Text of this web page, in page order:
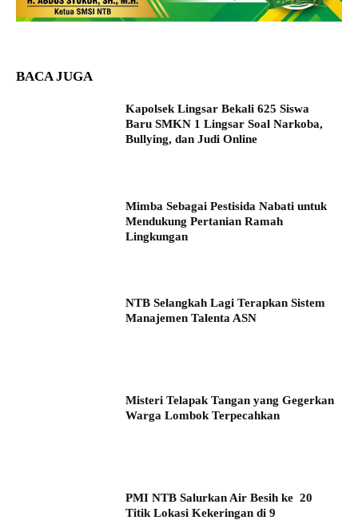
BACA JUGA
Kapolsek Lingsar Bekali 625 Siswa
Baru SMKN 1 Lingsar Soal Narkoba,
Bullying, dan Judi Online
Mimba Sebagai Pestisida Nabati untuk
Mendukung Pertanian Ramah
Lingkungan
NTB Selangkah Lagi Terapkan Sistem
Manajemen Talenta ASN
Misteri Telapak Tangan yang Gegerkan
Warga Lombok Terpecahkan
PMI NTB Salurkan Air Besih ke 20
Titik Lokasi Kekeringan di 9